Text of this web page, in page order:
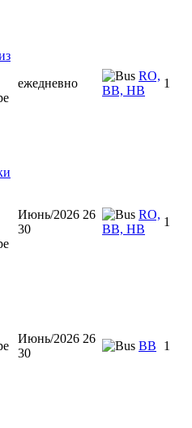
ежедневно
RO,
BB, HB
1
Июнь/2026 26
30
RO,
BB, HB
1
Июнь/2026 26
30
ВВ 1